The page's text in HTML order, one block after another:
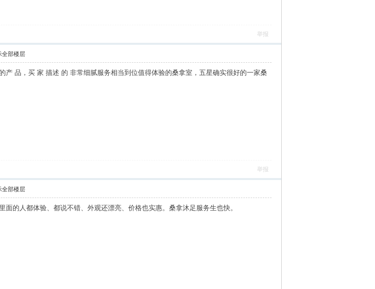
举报
全部楼层
产 品，买 家 描述 的 非常细腻服务相当到位值得体验的桑拿室，五星确实很好的一家桑
举报
全部楼层
面的人都体验、都说不错、外观还漂亮、价格也实惠。桑拿沐足服务生也快。